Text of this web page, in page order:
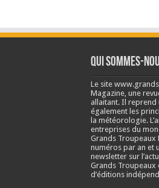
Qui sommes-
Le site
Magazine, une
allaitant. Il reprend
également les
la météorologie.
entreprises du
Grands Troupeaux
numéros par an et
newsletter sur
Grands Troupeaux
d’éditions